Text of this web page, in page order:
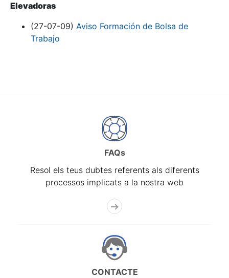
Mostra/Amaga
Elevadoras
(27-07-09) Aviso Formación de Bolsa de
Trabajo
FAQs
Resol els teus dubtes referents als diferents
processos implicats a la nostra web
CONTACTE